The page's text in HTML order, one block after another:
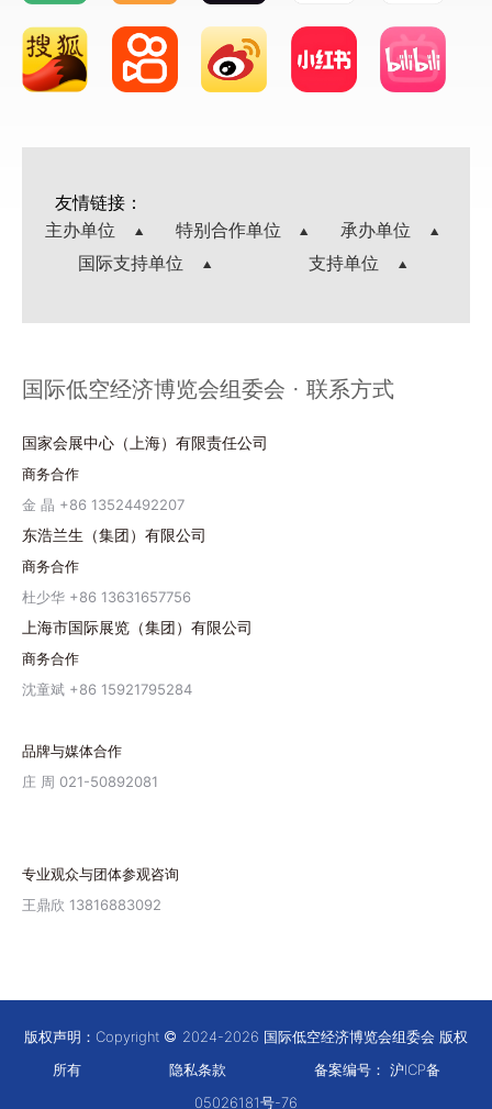
友情链接：
主办单位
特别合作单位
承办单位
国际支持单位
支持单位
国际低空经济博览会组委会 · 联系方式
国家会展中心（上海）有限责任公司
商务合作
金 晶 +86 13524492207
东浩兰生（集团）有限公司
商务合作
杜少华 +86 13631657756
上海市国际展览（集团）有限公司
商务合作
沈童斌 +86 15921795284
品牌与媒体合作
庄 周 021-50892081
专业观众与团体参观咨询
王鼎欣 13816883092
版权声明：Copyright
2024-2026 国际低空经济博览会组委会 版权
所有
隐私条款 备案编号： 沪ICP备
05026181号-76